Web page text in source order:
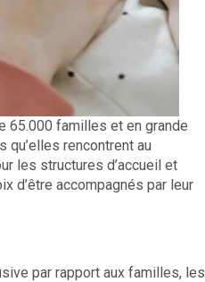
65.000 familles et en grande
rencontrent au
les structures d’accueil et
d’être accompagnés par leur
par rapport aux familles, les